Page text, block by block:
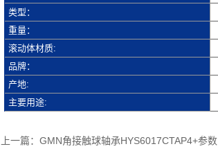
类型：
重量：
滚动体材质:
品牌：
产地:
主要用途:
上一篇：GMN角接触球轴承HYS6017CTAP4+参数